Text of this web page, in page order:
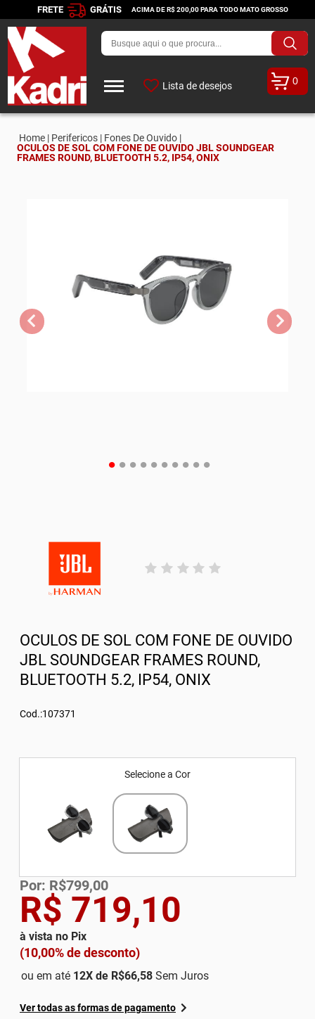
FRETE GRÁTIS ACIMA DE R$ 200,00 PARA TODO MATO GROSSO
Lista de desejos 0
Home | Perifericos | Fones De Ouvido |
OCULOS DE SOL COM FONE DE OUVIDO JBL SOUNDGEAR
FRAMES ROUND, BLUETOOTH 5.2, IP54, ONIX
OCULOS DE SOL COM FONE DE OUVIDO
JBL SOUNDGEAR FRAMES ROUND,
BLUETOOTH 5.2, IP54, ONIX
Cod.:107371
Selecione a Cor
R$ 719,10
à vista no Pix
(10,00% de desconto)
Por: R$799,00
ou em até 12X de R$66,58 Sem Juros
Ver todas as formas de pagamento